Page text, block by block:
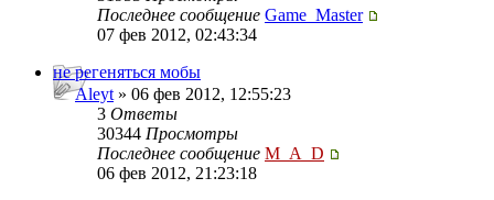
Последнее сообщение Game_Master
07 фев 2012, 02:43:34
не регеняться мобы
Aleyt » 06 фев 2012, 12:55:23
3 Ответы
30344 Просмотры
Последнее сообщение M_A_D
06 фев 2012, 21:23:18